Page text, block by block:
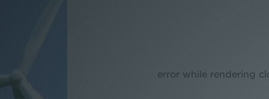
error while rendering